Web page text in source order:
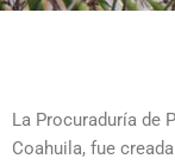
La Procuraduría de
Coahuila, fue